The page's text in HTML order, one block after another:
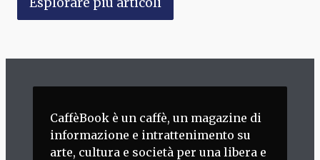
CaffèBook è un caffè, un magazine di
informazione e intrattenimento su
arte, cultura e società per una libera e